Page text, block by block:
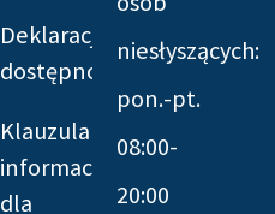
Deklaracja
dostępności
Klauzula
informacyjna
dla
niesłyszących:
pon.-pt.
08:00-
20:00